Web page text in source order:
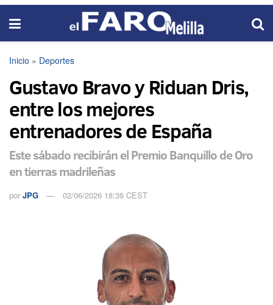
Inicio » Deportes
Gustavo Bravo y Riduan Dris,
entre los mejores
entrenadores de España
Este sábado recibirán el Premio Banquillo de Oro
en tierras madrileñas
por JPG 02/06/2026 18:36 CEST